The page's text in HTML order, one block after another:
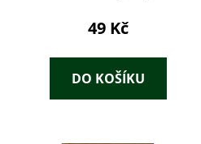
49 Kč
DO KOŠÍKU